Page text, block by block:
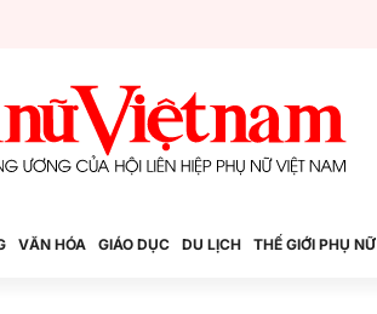
VĂN HÓA GIÁO DỤC DU LỊCH THẾ GIỚI PHỤ NỮ